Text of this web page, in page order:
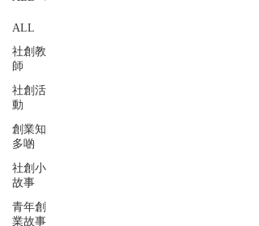
ALL
社創教
師
社創活
動
創業知
多啲
社創小
故事
青年創
業故事